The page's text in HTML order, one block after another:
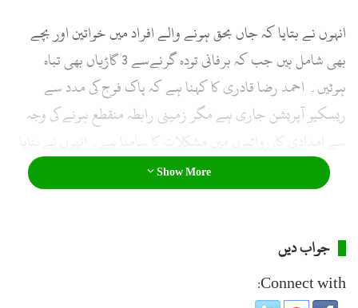
انہوں نے بتایا کہ جاں بحق ہونے والے افراد میں خواتین اور بچے
بھی شامل ہیں جب کہ برفانی تودہ گرنےسے 3 گاڑیاں بھی تباہ
ہوئیں۔ احمد رضا قادری کا کہنا ہے کہ پاک فوج کی مدد سے
ریسکیو آپریشن جاری ہے مگر زمینی رابطہ منقطع ہونے کی وجہ
سے امدادی کارروائیوں میں مشکلات کا سامنا ہے۔ انہوں نے بتایا
کہ پاک فوج کے ہیلی کاپٹر زخمیوں کو اسپتال منتقل کر رہے ہیں۔
اسٹیٹ ڈیپارمنٹ مینجمنٹ اتھارٹی (ایس ڈی ایم اے) کے مطابق
سامان بھیجا جا رہا ہے۔
Show More
جواب دیں
Connect with: